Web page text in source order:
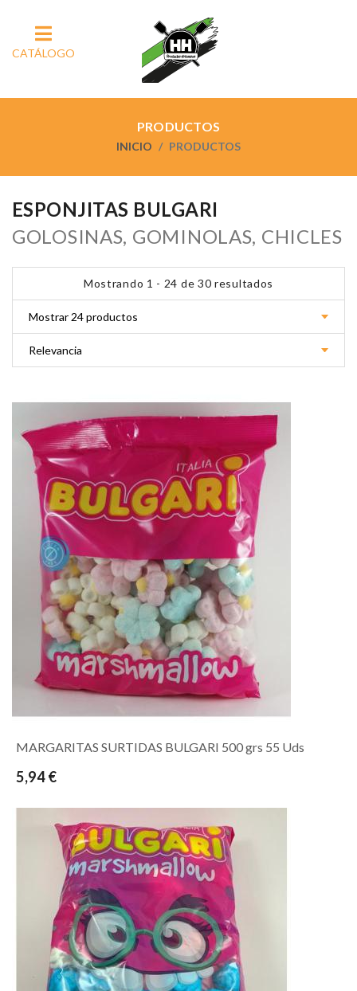
CATÁLOGO
PRODUCTOS
INICIO PRODUCTOS
ESPONJITAS BULGARI
GOLOSINAS, GOMINOLAS, CHICLES
Mostrando 1 - 24 de 30 resultados
MARGARITAS SURTIDAS BULGARI 500 grs 55 Uds
5,94 €